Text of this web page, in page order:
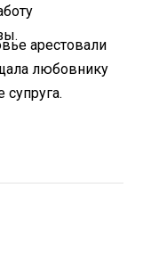
арестовали
любовнику
супруга.